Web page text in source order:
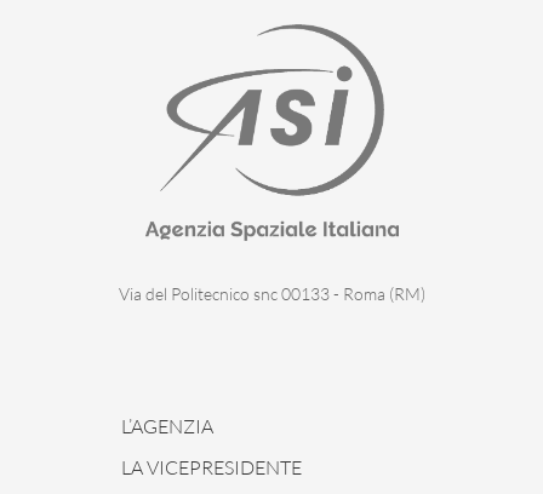
Via del Politecnico snc 00133 - Roma (RM)
L’AGENZIA
LA VICEPRESIDENTE